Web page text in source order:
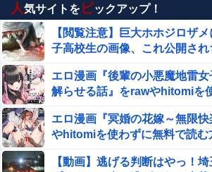
人気サイトをピックアップ！
【閲覧注意】巨大ホホジロザ
子高校生の画像、これ公開さ
エロ漫画『後輩の小悪魔地雷
解らせる話』をrawやhitomiを
エロ漫画『冥婚の花嫁～無限
やhitomiを使わずに無料で読む
【動画】逃げる判断はやっ！